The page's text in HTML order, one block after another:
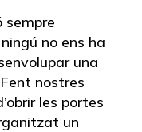
sempre
no ens ha
una
nostres
les portes
un